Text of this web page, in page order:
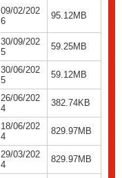
09/02/202
6
95.12MB
30/09/202
5
59.25MB
30/06/202
5
59.12MB
26/06/202
4
382.74KB
18/06/202
4
829.97MB
29/03/202
4
829.97MB